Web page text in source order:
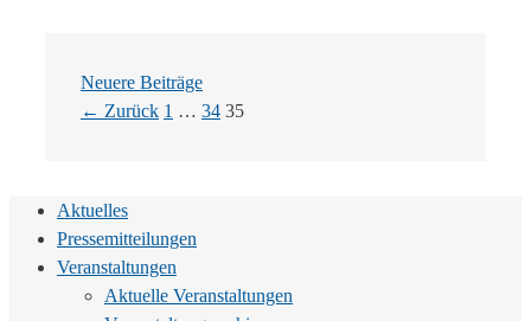
Neuere Beiträge
← Zurück Seite
1 … Seite
34 Seite
35
Aktuelles
Pressemitteilungen
Veranstaltungen
Aktuelle Veranstaltungen